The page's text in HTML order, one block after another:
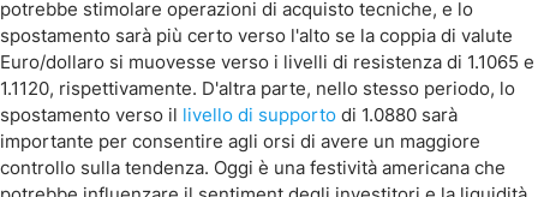
potrebbe stimolare operazioni di acquisto tecniche, e lo
spostamento sarà più certo verso l'alto se la coppia di valute
Euro/dollaro si muovesse verso i livelli di resistenza di 1.1065 e
1.1120, rispettivamente. D'altra parte, nello stesso periodo, lo
spostamento verso il livello di supporto di 1.0880 sarà
importante per consentire agli orsi di avere un maggiore
controllo sulla tendenza. Oggi è una festività americana che